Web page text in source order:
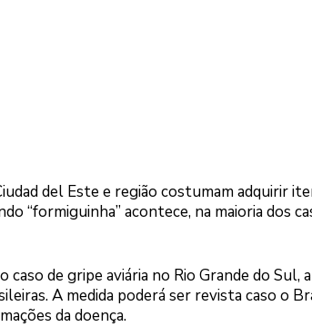
del Este e região costumam adquirir
“formiguinha” acontece, na maioria dos
caso de gripe aviária no Rio Grande do
A medida poderá ser revista caso o
da doença.